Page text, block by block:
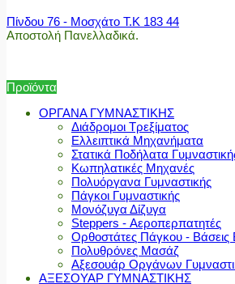
Πίνδου 76 - Μοσχάτο Τ.Κ 183 44
Αποστολή Πανελλαδικά.
Προϊόντα
ΟΡΓΑΝΑ ΓΥΜΝΑΣΤΙΚΗΣ
Διάδρομοι Τρεξίματος
Ελλειπτικά Μηχανήματα
Στατικά Ποδήλατα
Κωπηλατικές Μηχανές
Πολυόργανα Γυμναστικής
Πάγκοι Γυμναστικής
Μονόζυγα Δίζυγα
Steppers - Αεροπερπατητές
Ορθοστάτες Πάγκου -
Πολυθρόνες Μασάζ
Αξεσουάρ Οργάνων
ΑΞΕΣΟΥΑΡ ΓΥΜΝΑΣΤΙΚΗΣ